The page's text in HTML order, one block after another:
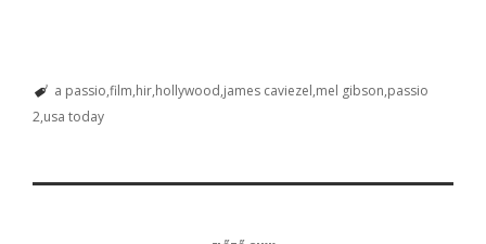
a passio film hir hollywood james caviezel mel gibson passio
2 usa today